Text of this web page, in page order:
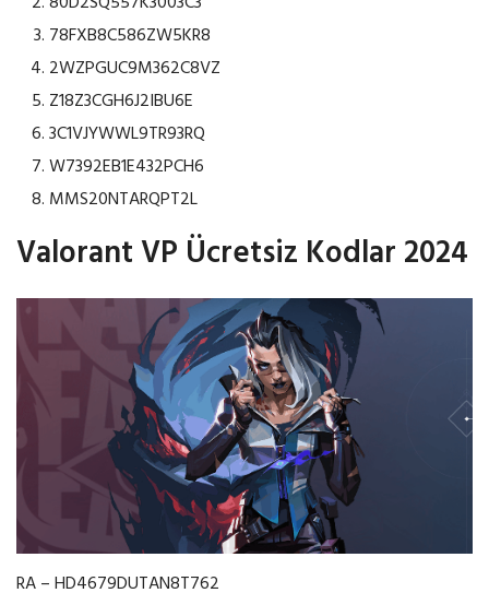
78FXB8C586ZW5KR8
2WZPGUC9M362C8VZ
Z18Z3CGH6J2IBU6E
3C1VJYWWL9TR93RQ
W7392EB1E432PCH6
MMS20NTARQPT2L
Valorant VP Ücretsiz Kodlar 2024
RA – HD4679DUTAN8T762